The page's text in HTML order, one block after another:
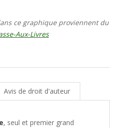
ce graphique proviennent du
Aux-Livres
Avis de droit d'auteur
, seul et premier grand